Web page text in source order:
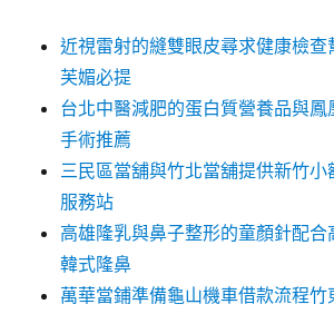
近視雷射的縫雙眼皮尋求健康檢查
芙媚必提
台北中醫減肥的蛋白質營養品與鳳
手術推薦
三民區當舖與竹北當舖提供新竹
服務站
高雄隆乳與鼻子整形的童顏針配合
韓式隆鼻
萬華當鋪準備龜山機車借款流程